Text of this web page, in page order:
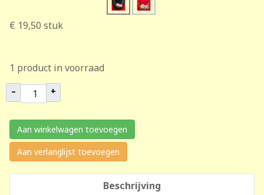
€ 19,50 stuk
1 product in voorraad
– +
Aan winkelwagen toevoegen
Aan verlanglijst toevoegen
Beschrijving